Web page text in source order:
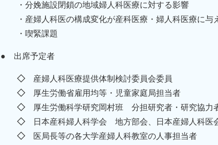
・分娩施設閉鎖の地域婦人科医療に対する影響
・産婦人科医の構成変化が産科医療・婦人科医療に与
・喫緊課題
● 出席予定者
◇ 産婦人科医療提供体制検討委員会委員
◇
厚生労働省雇用均等・児童家庭局担当者
◇
厚生労働科学研究岡村班 分担研究者・研究協力
◇
日本産科婦人科学会 地方部会、日本産婦人科医
◇
医局長等の各大学産婦人科教室の人事担当者